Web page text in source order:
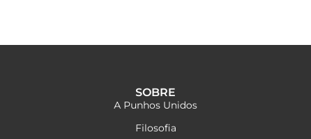
SOBRE
A Punhos Unidos
Filosofia